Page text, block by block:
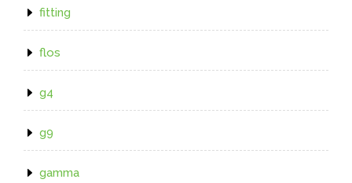
fitting
flos
g4
g9
gamma